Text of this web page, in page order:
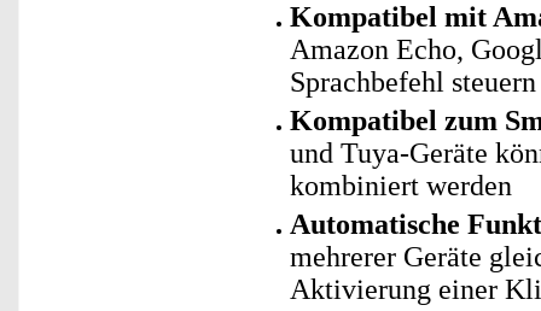
Kompatibel mit
Amazon Echo,
Sprachbefehl steuern
Kompatibel zum
und Tuya-Geräte
kombiniert werden
Automatische
mehrerer Geräte
Aktivierung einer